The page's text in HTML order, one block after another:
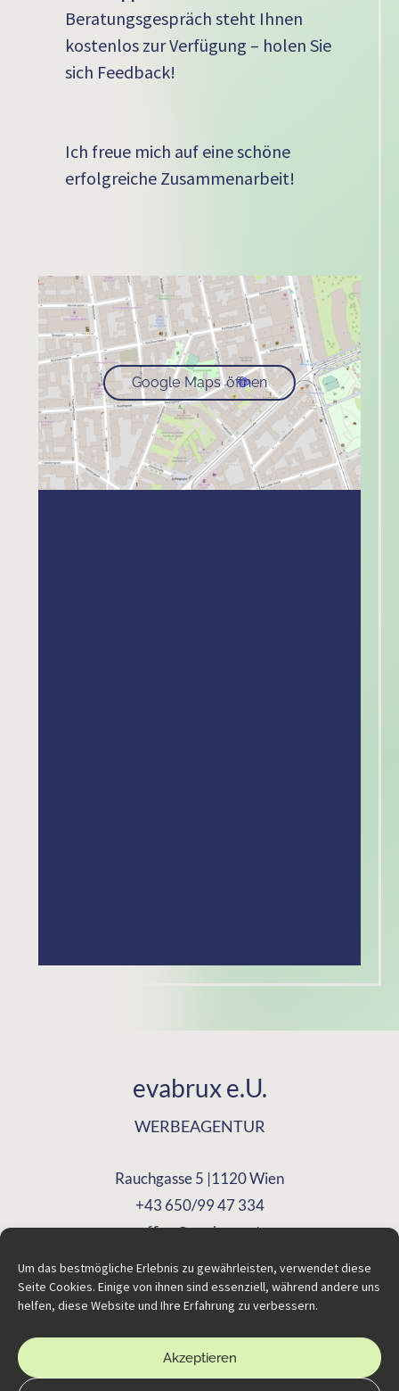
Um das bestmögliche Erlebnis zu gewährleisten, verwendet diese
Seite Cookies. Einige von ihnen sind essenziell, während andere uns
helfen, diese Website und Ihre Erfahrung zu verbessern.
Akzeptieren
Beratungsgespräch steht Ihnen
kostenlos zur Verfügung – holen Sie
sich Feedback!
Ich freue mich auf eine schöne
erfolgreiche Zusammenarbeit!
Google Maps öffnen
evabrux e.U.
WERBEAGENTUR
Rauchgasse 5 |1120 Wien
+43 650/99 47 334
office@evabrux.at
Datenschutzerklärung